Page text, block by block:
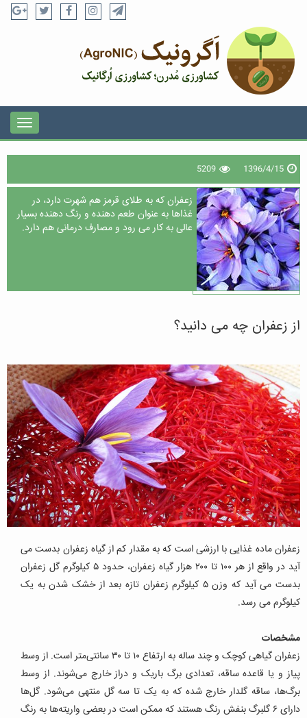
1396/4/15
5209
زعفران که به طلای قرمز هم شهرت دارد، در
غذاها به عنوان طعم دهنده و رنگ دهنده بسیار
عالی به کار می رود و مصارف درمانی هم دارد.
از زعفران چه می دانید؟
زعفران ماده غذایی با ارزشی است که به مقدار کم از گیاه زعفران بدست می
آید در واقع از هر ۱۰۰ تا ۲۰۰ هزار گیاه زعفران، حدود ۵ کیلوگرم گل زعفران
بدست می آید که وزن ۵ کیلوگرم زعفران تازه بعد از خشک شدن به یک
کیلوگرم می رسد.
مشخصات
زعفران گیاهی کوچک و چند ساله به ارتفاع ۱۰ تا ۳۰ سانتی‌متر است. از وسط
پیاز و یا قاعده ساقه، تعدادی برگ باریک و دراز خارج می‌شوند. از وسط
برگ‌ها، ساقه گلدار خارج شده که به یک تا سه گل منتهی می‌شود. گل‌ها
دارای ۶ گلبرگ بنفش رنگ هستند که ممکن است در بعضی واریته‌ها به رنگ